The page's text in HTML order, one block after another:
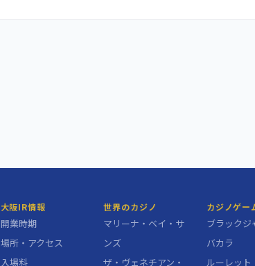
大阪IR情報
開業時期
場所・アクセス
入場料
世界のカジノ
マリーナ・ベイ・サ
ンズ
ザ・ヴェネチアン・
カジノゲー
ブラックジ
バカラ
ルーレット